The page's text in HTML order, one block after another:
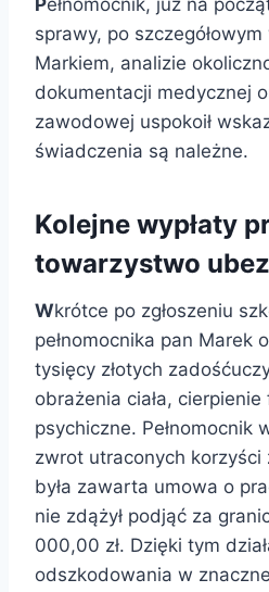
Pełnomocnik, już na
sprawy, po
Markiem, analizie
dokumentacji medycznej
zawodowej uspokoił
świadczenia są należne.
Kolejne wypłaty
towarzystwo
Wkrótce po zgłoszeniu
pełnomocnika pan Marek
tysięcy złotych
obrażenia ciała, cierpienie
psychiczne. Pełnomocnik
zwrot utraconych korzyści
była zawarta umowa o
nie zdążył podjąć za
000,00 zł. Dzięki tym
odszkodowania w